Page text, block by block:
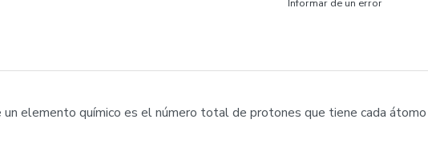
Informar de un error
un elemento químico es el número total de protones que tiene cada